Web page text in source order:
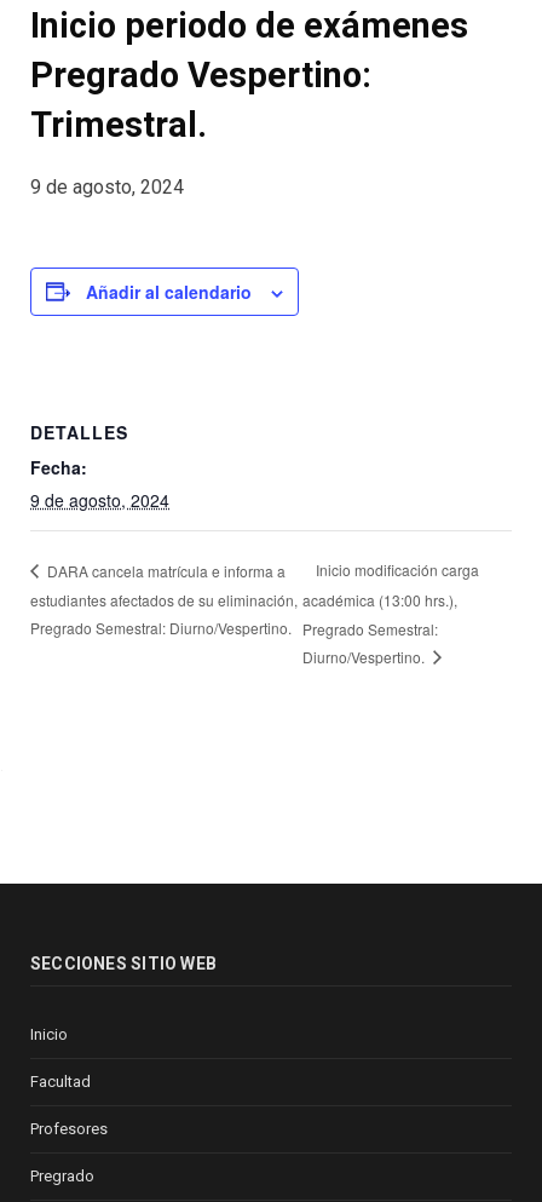
Inicio periodo de exámenes
Pregrado Vespertino:
Trimestral.
9 de agosto, 2024
Añadir al calendario
DETALLES
Fecha:
9 de agosto, 2024
DARA cancela matrícula e informa a
estudiantes afectados de su eliminación,
Pregrado Semestral: Diurno/Vespertino.
Inicio modificación carga
académica (13:00 hrs.),
Pregrado Semestral:
Diurno/Vespertino.
SECCIONES SITIO WEB
Inicio
Facultad
Profesores
Pregrado